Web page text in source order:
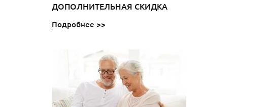
ДОПОЛНИТЕЛЬНАЯ СКИДКА
Подробнее >>